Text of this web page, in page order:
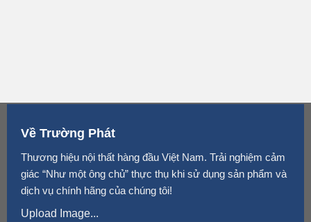
Về Trường Phát
Thương hiệu nội thất hàng đầu Việt Nam. Trải nghiệm cảm
giác “Như một ông chủ” thực thụ khi sử dụng sản phẩm và
dịch vụ chính hãng của chúng tôi!
Upload Image...